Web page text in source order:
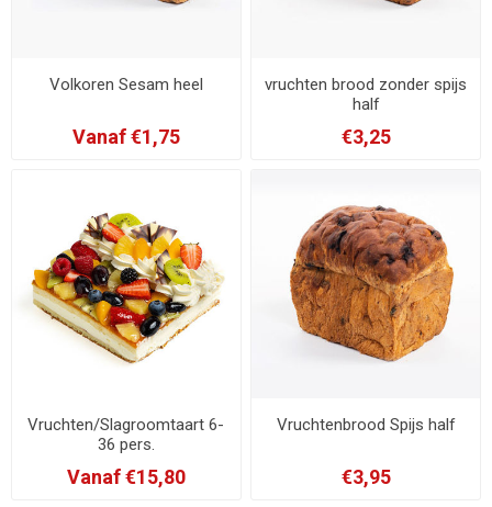
Volkoren Sesam heel
Vanaf €1,75
vruchten brood zonder spijs
half
€3,25
Vruchten/Slagroomtaart 6-
36 pers.
Vanaf €15,80
Vruchtenbrood Spijs half
€3,95